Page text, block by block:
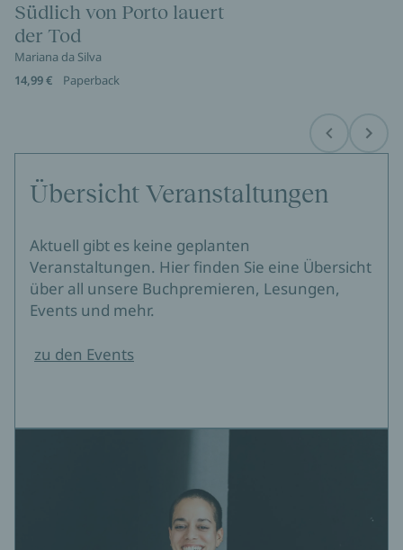
Südlich von Porto lauert
der Tod
Mariana da Silva
14,99 €
Paperback
Before Next
Übersicht Veranstaltungen
Aktuell gibt es keine geplanten
Veranstaltungen. Hier finden Sie eine Übersicht
über all unsere Buchpremieren, Lesungen,
Events und mehr.
zu den Events